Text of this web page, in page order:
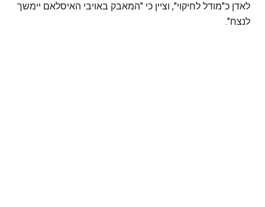
לאדן כ"מודל לחיקוי", וציין כי "המאבק באויבי האיסלאם יימשך
לנצח".